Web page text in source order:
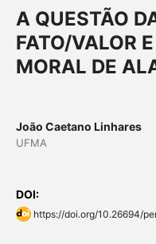
A QUESTÃO
FATO/VALOR
MORAL DE
João Caetano Linhares
UFMA
DOI:
https://doi.org/10.26694/